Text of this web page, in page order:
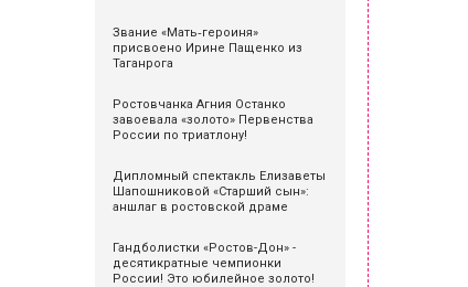
Звание «Мать‑героиня»
присвоено Ирине Пащенко из
Таганрога
Ростовчанка Агния Останко
завоевала «золото» Первенства
России по триатлону!
Дипломный спектакль Елизаветы
Шапошниковой «Старший сын»:
аншлаг в ростовской драме
Гандболистки «Ростов-Дон» -
десятикратные чемпионки
России! Это юбилейное золото!